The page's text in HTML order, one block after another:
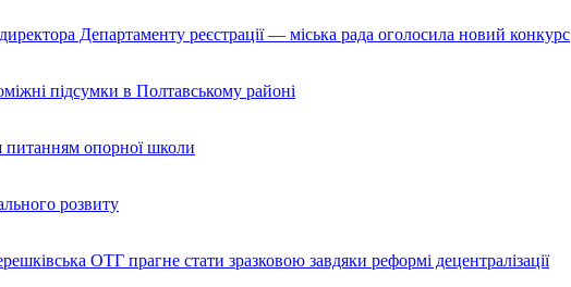
Департаменту реєстрації — міська рада оголосила новий конкурс
підсумки в Полтавському районі
питанням опорної школи
розвиту
ОТГ прагне стати зразковою завдяки реформі децентралізації